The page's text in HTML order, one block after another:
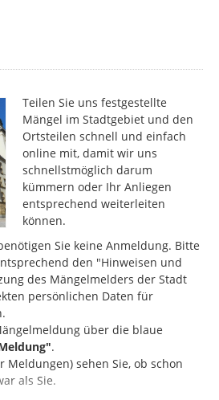
Teilen Sie uns festgestellte
Mängel im Stadtgebiet und den
Ortsteilen schnell und einfach
online mit, damit wir uns
schnellstmöglich darum
kümmern oder Ihr Anliegen
entsprechend weiterleiten
können.
Sie keine Anmeldung. Bitte
den "Hinweisen und
des Mängelmelders der Stadt
persönlichen Daten für
über die blaue
.
Meldungen) sehen Sie, ob schon
als Sie.